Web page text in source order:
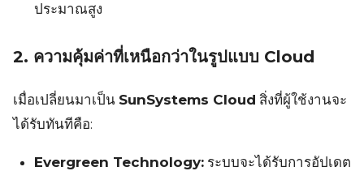
ประมาณสูง
2. ความคุ้มค่าที่เหนือกว่าในรูปแบบ Cloud
เมื่อเปลี่ยนมาเป็น SunSystems Cloud สิ่งที่ผู้ใช้งานจะ
ได้รับทันทีคือ:
Evergreen Technology:ระบบจะได้รับการอัปเดต